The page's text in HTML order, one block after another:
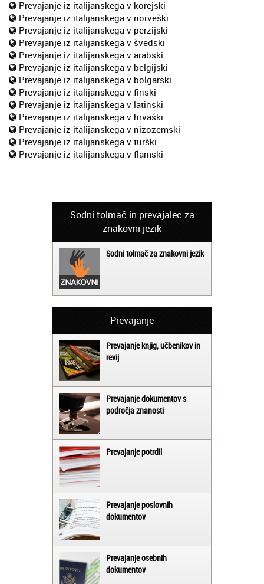
Prevajanje iz italijanskega v korejski
Prevajanje iz italijanskega v norveški
Prevajanje iz italijanskega v perzijski
Prevajanje iz italijanskega v švedski
Prevajanje iz italijanskega v arabski
Prevajanje iz italijanskega v belgijski
Prevajanje iz italijanskega v bolgarski
Prevajanje iz italijanskega v finski
Prevajanje iz italijanskega v latinski
Prevajanje iz italijanskega v hrvaški
Prevajanje iz italijanskega v nizozemski
Prevajanje iz italijanskega v turški
Prevajanje iz italijanskega v flamski
Sodni tolmač in prevajalec za
znakovni jezik
Sodni tolmač za znakovni jezik
Prevajanje
Prevajanje knjig, učbenikov in
revij
Prevajanje dokumentov s
področja znanosti
Prevajanje potrdil
Prevajanje poslovnih
dokumentov
Prevajanje osebnih
dokumentov